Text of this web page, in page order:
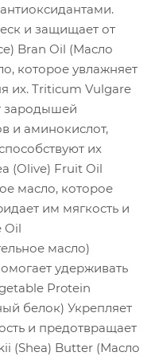
и защищает от
Bran Oil (Масло
которое увлажняет
их. Triticum Vulgare
зародышей
и аминокислот,
их
(Olive) Fruit Oil
масло, которое
им мягкость и
Oil
масло)
удерживать
Protein
белок) Укрепляет
и предотвращает
(Shea) Butter (Масло